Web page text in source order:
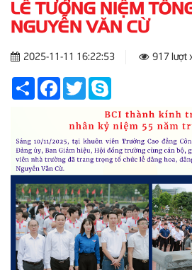
LỄ TƯỞNG NIỆM
NGUYỄN VĂN CỪ
2025-11-11 16:22:53 917 lượt
ShareFacebook
Twitter